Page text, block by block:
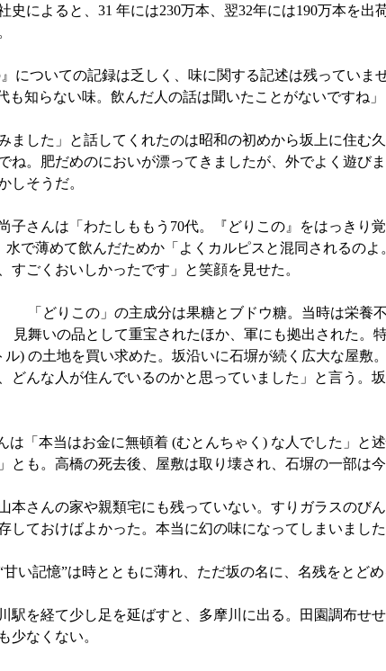
史によると、31 年には230万本、翌32年には190万本を
についての記録は乏しく、味に関する記述は残っていま
も知らない味。飲んだ人の話は聞いたことがないですね」
した」と話してくれたのは昭和の初めから坂上に住む
ね。肥だめのにおいが漂ってきましたが、外でよく遊び
しそうだ。
さんは「わたしももう70代。『どりこの』をはっきり
水で薄めて飲んだためか「よくカルピスと混同されるの
すごくおいしかったです」と笑顔を見せた。
「どりこの」の主成分は果糖とブドウ糖。当時は栄養
見舞いの品として重宝されたほか、軍にも拠出された。
ル) の土地を買い求めた。坂沿いに石塀が続く広大な屋
どんな人が住んでいるのかと思っていました」と言う。
「本当はお金に無頓着 (むとんちゃく) な人でした」と
とも。高橋の死去後、屋敷は取り壊され、石塀の一部は
さんの家や親類宅にも残っていない。すりガラスのび
しておけばよかった。本当に幻の味になってしまいました
い記憶”は時とともに薄れ、ただ坂の名に、名残をとどめ
を経て少し足を延ばすと、多摩川に出る。田園調布せ
少なくない。